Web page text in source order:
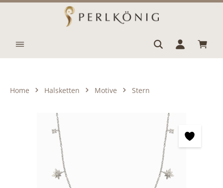
Zum Hauptinhalt springen
Home Halsketten Motive Stern
Bildergalerie überspringen